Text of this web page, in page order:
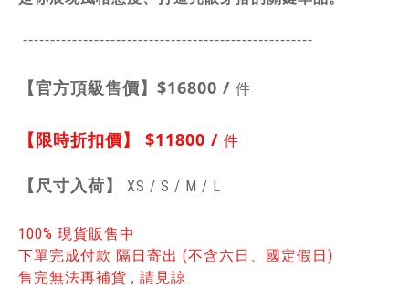
-----------------------------------------------------
【官方頂級售價】 $16800 / 件
【限時折扣價】 $11800 / 件
【 尺寸入荷】 XS / S / M / L
100% 現貨販售中
下單完成付款 隔日寄出 (不含六日、國定假日)
售完無法再補貨 , 請見諒